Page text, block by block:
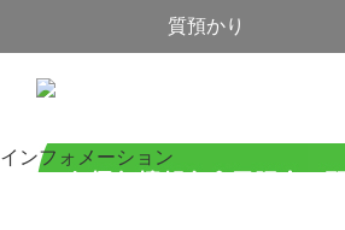
質預かり
インフォメーション